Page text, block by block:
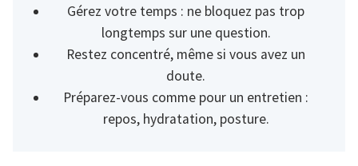
Gérez votre temps : ne bloquez pas trop
longtemps sur une question.
Restez concentré, même si vous avez un
doute.
Préparez-vous comme pour un entretien :
repos, hydratation, posture.